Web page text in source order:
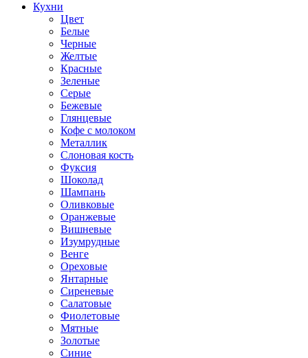
Кухни
Цвет
Белые
Черные
Желтые
Красные
Зеленые
Серые
Бежевые
Глянцевые
Кофе с молоком
Металлик
Слоновая кость
Фуксия
Шоколад
Шампань
Оливковые
Оранжевые
Вишневые
Изумрудные
Венге
Ореховые
Янтарные
Сиреневые
Салатовые
Фиолетовые
Мятные
Золотые
Синие